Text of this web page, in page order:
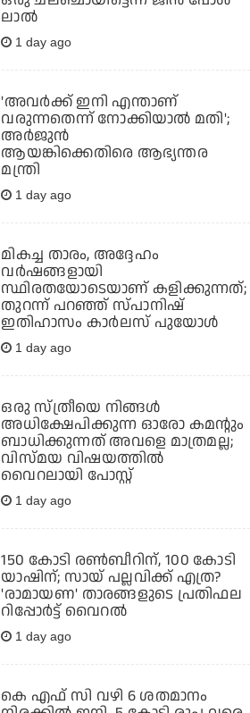
ലാല്‍
1 day ago
'അവര്‍ക്ക് ഇനി എന്താണ്
വരുന്നതെന്ന് നോക്കിയാല്‍ മതി';
അര്‍ജുന്‍
ആയങ്കിക്കെതിരെ ആഭ്യന്തര
മന്ത്രി
1 day ago
മികച്ച താരം, അദ്ദേഹം
വര്‍ഷങ്ങളായി
സ്ഥിരതയോടെയാണ് കളിക്കുന്നത്;
തുറന്ന് പറഞ്ഞ് സ്പാനിഷ്
ഇതിഹാസം കാര്‍ലസ് പുയോള്‍
1 day ago
ഒരു സ്ത്രീയെ നിങ്ങള്‍
അധിക്ഷേപിക്കുന്ന ഓരോ കമന്റും
ബാധിക്കുന്നത് അവളെ മാത്രമല്ല;
വിസ്മയ വിഷയത്തില്‍
വൈറലായി പോസ്റ്റ്
1 day ago
150 കോടി രൺബീറിന്, 100 കോടി
യാഷിന്; സായ് പല്ലവിക്ക് എത്ര?
'രാമായണ' താരങ്ങളുടെ പ്രതിഫല
റിപ്പോർട്ട് വൈറൽ
1 day ago
കെ എഫ് സി വഴി 6 ശതമാനം